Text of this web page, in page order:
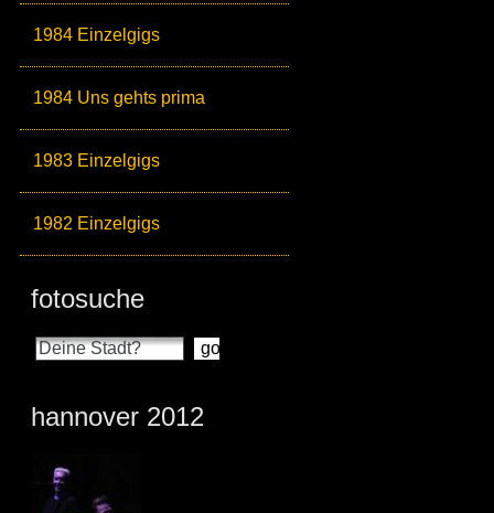
1984 Einzelgigs
1984 Uns gehts prima
1983 Einzelgigs
1982 Einzelgigs
fotosuche
hannover 2012